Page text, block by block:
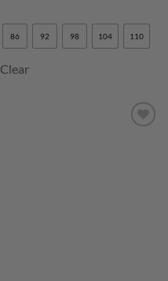
86 92 98 104 110
Clear